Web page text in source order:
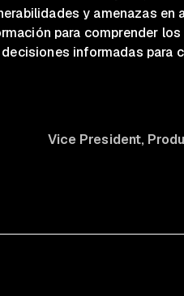
y amenazas
para comprender
decisiones informadas para
Vice President,